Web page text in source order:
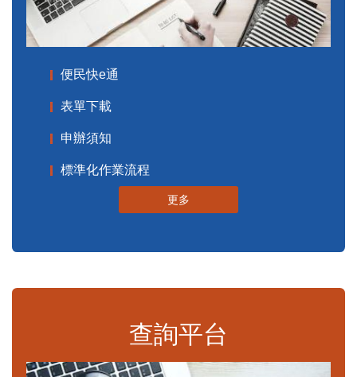
便民快e通
表單下載
申辦須知
標準化作業流程
更多
查詢平台